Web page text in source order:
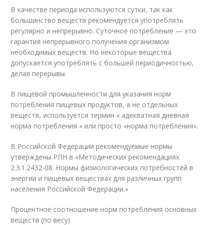
В качестве периода используются сутки, так как
большинство веществ рекомендуется употреблять
регулярно и непрерывно. Суточное потребление — это
гарантия непрерывного получения организмом
необходимых веществ. Но некоторые вещества
допускается употреблять с большей периодичностью,
делая перерывы.
В пищевой промышленности для указания норм
потребления пищевых продуктов, а не отдельных
веществ, используется термин « адекватная дневная
норма потребления » или просто «норма потребления».
В Российской Федерации рекомендуемые нормы
утверждены РПН в «Методических рекомендациях
2.3.1.2432-08. Нормы физиологических потребностей в
энергии и пищевых веществах для различных групп
населения Российской Федерации.»
Процентное соотношение норм потребления основных
веществ (по весу)